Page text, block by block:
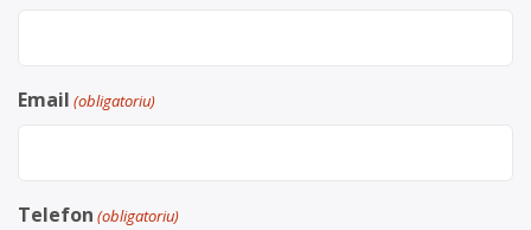
Email (obligatoriu)
Telefon (obligatoriu)